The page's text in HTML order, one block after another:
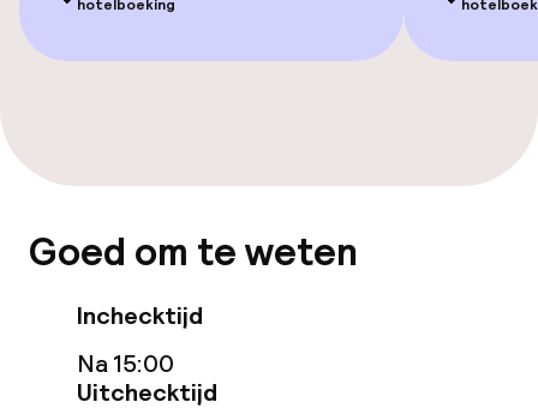
hotelboeking
Goed om te weten
Inchecktijd
Na 15:00
Uitchecktijd